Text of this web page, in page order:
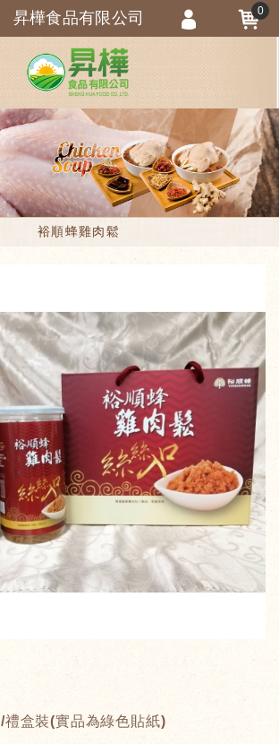
裕順蜂雞肉鬆
盒裝(實品為綠色貼紙)
昇樺食品有限公司 0
會員登入
會員註冊
忘記密碼
訂單查詢